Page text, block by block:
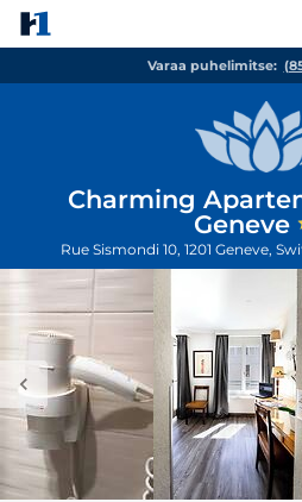
Varaa puhelimitse:
Charming
Geneve
Rue Sismondi 10, 1201 Geneve,